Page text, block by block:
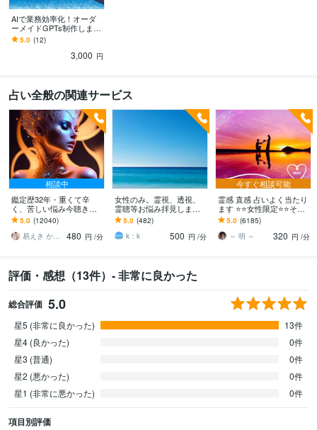
AIで業務効率化！オーダ
ーメイドGPTs制作します
あなた専用のChat-GPTs
をお届けします。
5.0 (12)
3,000 円
占い全般の関連サービス
相談中
鑑定歴32年・重くて辛
く、苦しい悩み今聴きま
す 辛い想い霊視とタロッ
トで視ます（病は見れま
せん）
5.0 (12040)
易えき かれん
480 円 /分
女性のみ。霊視、透視、
霊聴等お悩み拝見します
リピーターさまはこの先
のこと等お伝えいたしま
す。
5.0 (482)
k：k
500 円 /分
今すぐ相談可能
霊感 直感 占いよく当たり
ます ⭐️⭐️女性限定⭐️⭐️その
時に必要な占術で鑑定致
します
5.0 (6185)
～ 明 ～
320 円 /分
評価・感想（13件）- 非常に良かった
総合評価 5.0
星5 (非常に良かった)
13件
星4 (良かった)
0件
星3 (普通)
0件
星2 (悪かった)
0件
星1 (非常に悪かった)
0件
項目別評価